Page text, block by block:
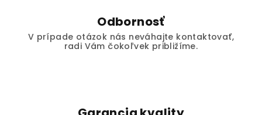
Odbornosť
V prípade otázok nás neváhajte kontaktovať,
radi Vám čokoľvek približíme.